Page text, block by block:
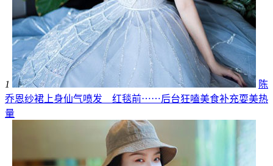
1
陈
乔恩纱裙上身仙气喷发 红毯前⋯⋯后台狂嗑美食补充耍美热
量